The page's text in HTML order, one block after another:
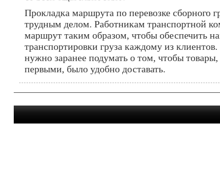
Прокладка маршрута по перевозке сборного
трудным делом. Работникам транспортной
маршрут таким образом, чтобы обеспечить
транспортировки груза каждому из
нужно заранее подумать о том, чтобы
первыми, было удобно доставать.